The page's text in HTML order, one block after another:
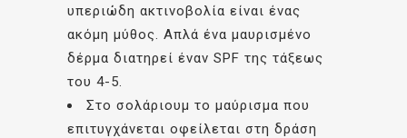
υπεριώδη ακτινοβολία είναι ένας
ακόμη μύθος. Απλά ένα μαυρισμένο
δέρμα διατηρεί έναν SPF της τάξεως
του 4-5.
Στο σολάριουμ το μαύρισμα που
επιτυγχάνεται οφείλεται στη δράση